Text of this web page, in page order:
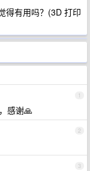
得有用吗？(3D 打印
1
感谢🙏
2
3